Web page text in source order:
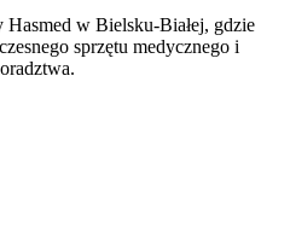
Hasmed w Bielsku-Białej, gdzie
sprzętu medycznego i